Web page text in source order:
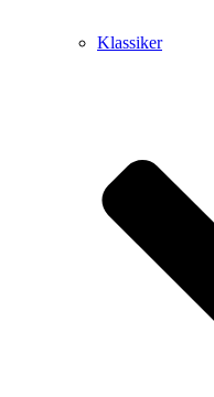
Klassiker